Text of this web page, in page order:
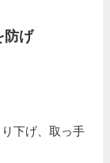
防げ
下げ、取っ手